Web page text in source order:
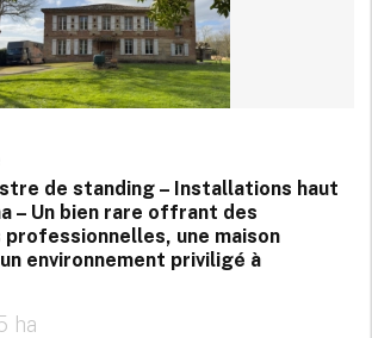
de standing – Installations haut
– Un bien rare offrant des
une maison
environnement priviligé à
ha